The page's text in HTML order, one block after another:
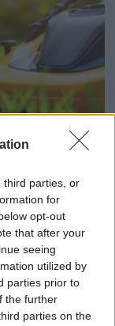
third parties, or
for
opt-out
that after your
seeing
utilized by
parties prior to
the further
parties on the
amendes